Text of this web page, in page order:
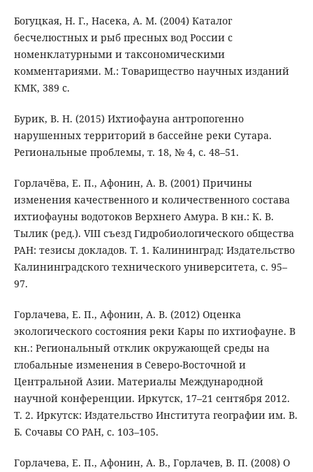
Богуцкая, Н. Г., Насека, А. М. (2004) Каталог
бесчелюстных и рыб пресных вод России с
номенклатурными и таксономическими
комментариями. М.: Товарищество научных изданий
КМК, 389 с.
Бурик, В. Н. (2015) Ихтиофауна антропогенно
нарушенных территорий в бассейне реки Сутара.
Региональные проблемы, т. 18, № 4, с. 48–51.
Горлачёва, Е. П., Афонин, А. В. (2001) Причины
изменения качественного и количественного состава
ихтиофауны водотоков Верхнего Амура. В кн.: К. В.
Тылик (ред.). VIII съезд Гидробиологического общества
РАН: тезисы докладов. Т. 1. Калининград: Издательство
Калининградского технического университета, с. 95–
97.
Горлачева, Е. П., Афонин, А. В. (2012) Оценка
экологического состояния реки Кары по ихтиофауне. В
кн.: Региональный отклик окружающей среды на
глобальные изменения в Северо-Восточной и
Центральной Азии. Материалы Международной
научной конференции. Иркутск, 17–21 сентября 2012.
Т. 2. Иркутск: Издательство Института географии им. В.
Б. Сочавы СО РАН, с. 103–105.
Горлачева, Е. П., Афонин, А. В., Горлачев, В. П. (2008) О